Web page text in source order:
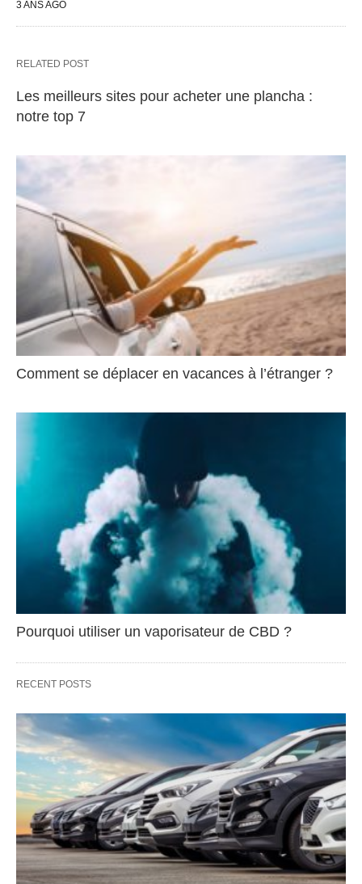
3 ANS AGO
RELATED POST
Les meilleurs sites pour acheter une plancha :
notre top 7
Comment se déplacer en vacances à l’étranger ?
Pourquoi utiliser un vaporisateur de CBD ?
RECENT POSTS